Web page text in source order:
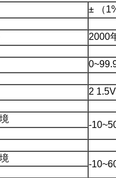
± （
2000
2
-
-